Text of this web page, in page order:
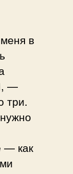
в
—
три.
— как